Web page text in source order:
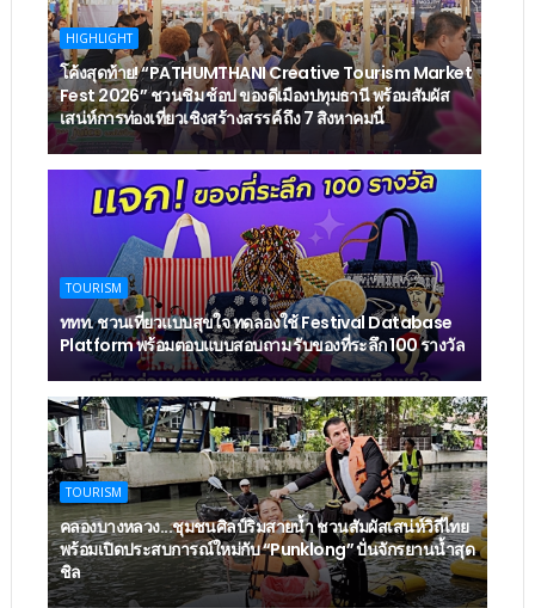
HIGHLIGHT
โค้งสุดท้าย! “PATHUMTHANI Creative Tourism Market
Fest 2026” ชวนชิม ช้อป ของดีเมืองปทุมธานี พร้อมสัมผัส
เสน่ห์การท่องเที่ยวเชิงสร้างสรรค์ ถึง 7 สิงหาคมนี้
TOURISM
ททท. ชวนเที่ยวแบบสุขใจ ทดลองใช้ Festival Database
Platform พร้อมตอบแบบสอบถาม รับของที่ระลึก 100 รางวัล
TOURISM
คลองบางหลวง...ชุมชนศิลป์ริมสายน้ำ ชวนสัมผัสเสน่ห์วิถีไทย
พร้อมเปิดประสบการณ์ใหม่กับ “Punklong” ปั่นจักรยานน้ำสุด
ชิล